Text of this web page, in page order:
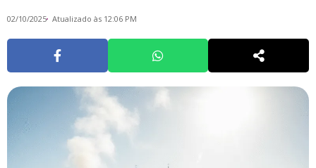
02/10/2025 Atualizado às 12:06 PM